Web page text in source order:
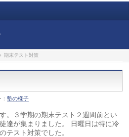
期末テスト対策
：塾の様子
。３学期の期末テスト２週間前とい
達が集まりました。 日曜日は特に冷
テスト対策でした。